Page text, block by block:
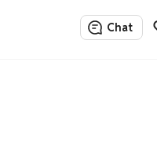
Chat